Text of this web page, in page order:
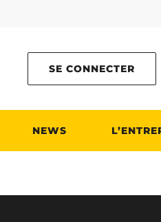
SE CONNECTER
NEWS